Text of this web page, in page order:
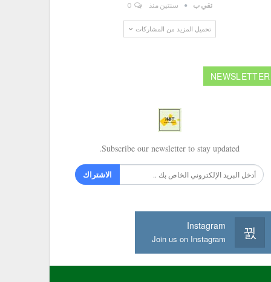
تقي ب سنتين منذ 0
تحميل المزيد من المشاركات
NEWSLETTER
Subscribe our newsletter to stay updated.
الاشتراك
Instagram
Join us on Instagram